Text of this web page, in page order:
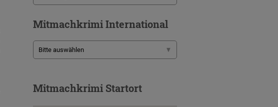
Mitmachkrimi International
Mitmachkrimi Startort